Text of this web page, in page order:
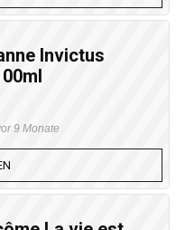
Invictus
9 Monate